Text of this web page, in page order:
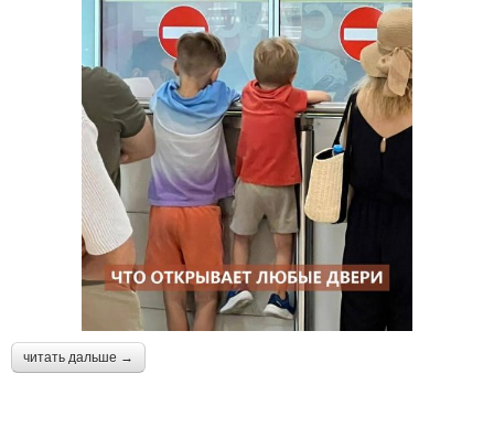
читать дальше →